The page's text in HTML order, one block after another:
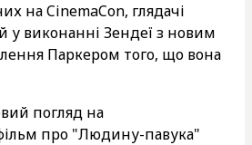
на CinemaCon, глядачі
виконанні Зендеї з новим
Паркером того, що вона
погляд на
про "Людину-павука"